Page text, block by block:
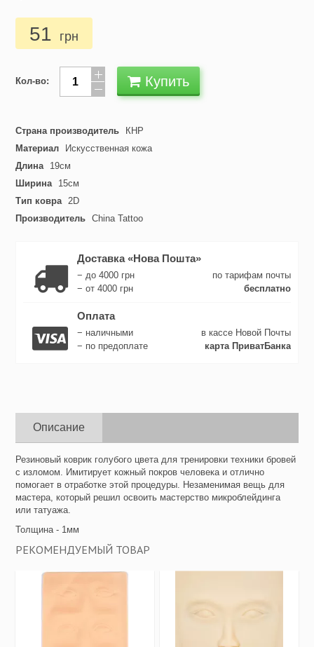
51 грн
Кол-во: Купить
Страна производитель
КНР
Материал
Искусственная кожа
Длина
19см
Ширина
15см
Тип ковра 2D
Производитель China Tattoo
Доставка «Нова Пошта»
− до 4000 грн
по тарифам почты
− от 4000 грн
бесплатно
Оплата
− наличными
в кассе Новой Почты
− по предоплате
карта ПриватБанка
Описание
Резиновый коврик голубого цвета для тренировки техники бровей
с изломом. Имитирует кожный покров человека и отлично
помогает в отработке этой процедуры. Незаменимая вещь для
мастера, который решил освоить мастерство микроблейдинга
или татуажа.
Толщина- 1мм
РЕКОМЕНДУЕМЫЙ ТОВАР